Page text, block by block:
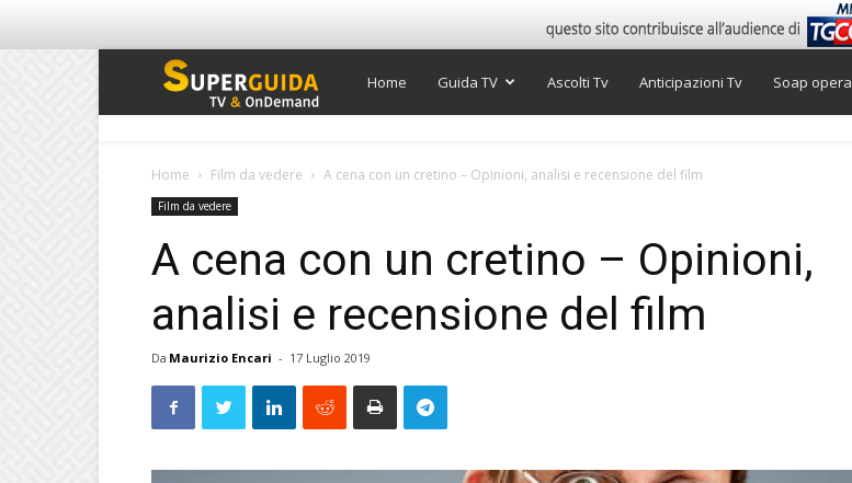
Super
Home Guida TV Ascolti Tv Anticipazioni Tv Soap opera
Home Film da vedere A cena con un cretino – Opinioni, analisi e recensione del film
Film da vedere
A cena con un cretino – Opinioni,
analisi e recensione del film
Da Maurizio Encari - 17 Luglio 2019